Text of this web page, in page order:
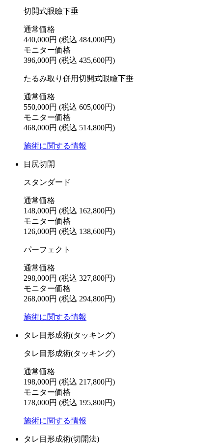
切開式眼瞼下垂
通常価格
440,000円 (税込 484,000円)
モニター価格
396,000円 (税込 435,600円)
たるみ取り併用切開式眼瞼下垂
通常価格
550,000円 (税込 605,000円)
モニター価格
468,000円 (税込 514,800円)
施術に関する情報
目尻切開
スタンダード
通常価格
148,000円 (税込 162,800円)
モニター価格
126,000円 (税込 138,600円)
パーフェクト
通常価格
298,000円 (税込 327,800円)
モニター価格
268,000円 (税込 294,800円)
施術に関する情報
タレ目形成術(タッキング)
タレ目形成術(タッキング)
通常価格
198,000円 (税込 217,800円)
モニター価格
178,000円 (税込 195,800円)
施術に関する情報
タレ目形成術(切開法)